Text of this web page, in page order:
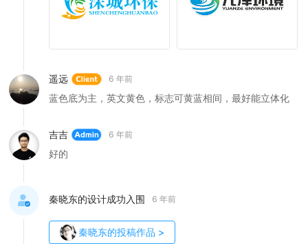
遥远 6 年前
蓝色底为主，英文黄色，标志可黄蓝相间，最好能立体化
吉吉 6 年前
好的
秦晓东的设计成功入围 6 年前
秦晓东的投稿作品 >